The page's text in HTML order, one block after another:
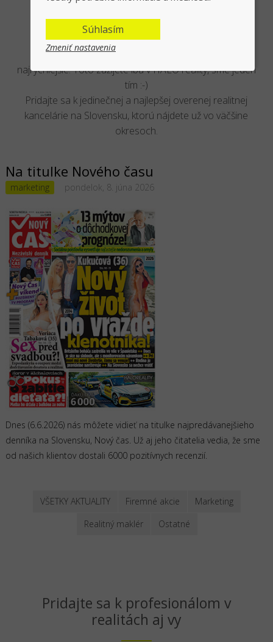
U nás to žije
Aby naši makléri predávali vaše nehnuteľnosti čo
najrýchlejšie. Toto zažijete iba v HALO reality, sme jeden
tím :-)
Pridajte sa k jedinečnej a najlepšej overenej realitnej
kancelárie na Slovensku, ktorú nájdete už vo väčšine
okresoch.
Na titulke Nového času
marketing pondelok, 8. júna 2026
Dnes (6.6.2026) nás môžete vidieť na titulke najpredávanejšieho
denníka na Slovensku, Nový čas. Už aj jeho čitatelia vedia, že sme
od našich klientov dostali 6000 pozitívnych recenzií.
VŠETKY AKTUALITY Firemné akcie
Marketing
Realitný maklér
Ostatné
Pridajte sa k profesionálom v
realitách aj vy
Súhlasím
Zmeniť nastavenia